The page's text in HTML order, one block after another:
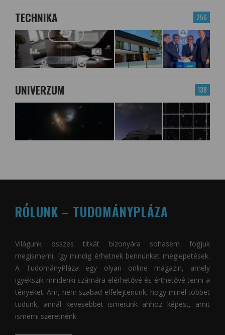
256
TECHNIKA
138
UNIVERZUM
RÓLUNK – TUDOMÁNYPLÁZA
Világunk összes titkát bizonyára sohasem fogjuk
megismerni, így mindig érhetnek bennünket meglepetések.
A TudományPláza egy olyan online magazin, amely
igyekszik mindenki számára elérhetővé és érthetővé tenni a
tényeket. Ám, nem szabad elfelejtenünk, hogy minél többet
tudunk, annál kevesebbet ismerünk ahhoz képest, amit
ismerni szeretnénk.